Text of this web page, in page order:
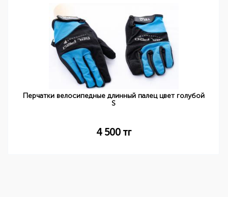
Перчатки велосипедные длинный палец цвет голубой
S
4 500тг